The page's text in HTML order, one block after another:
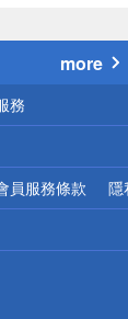
more
務
員服務條款 隱